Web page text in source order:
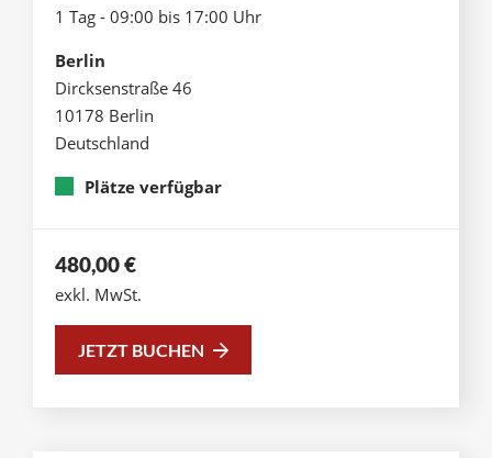
1 Tag - 09:00 bis 17:00 Uhr
Berlin
Dircksenstraße 46
10178 Berlin
Deutschland
Plätze verfügbar
480,00€
exkl. MwSt.
JETZT BUCHEN